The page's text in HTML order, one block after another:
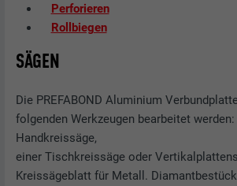
Perforieren
Rollbiegen
SÄGEN
Die PREFABOND Aluminium
folgenden Werkzeugen bearbeitet
Handkreissäge,
einer Tischkreissäge oder
Kreissägeblatt für Metall.